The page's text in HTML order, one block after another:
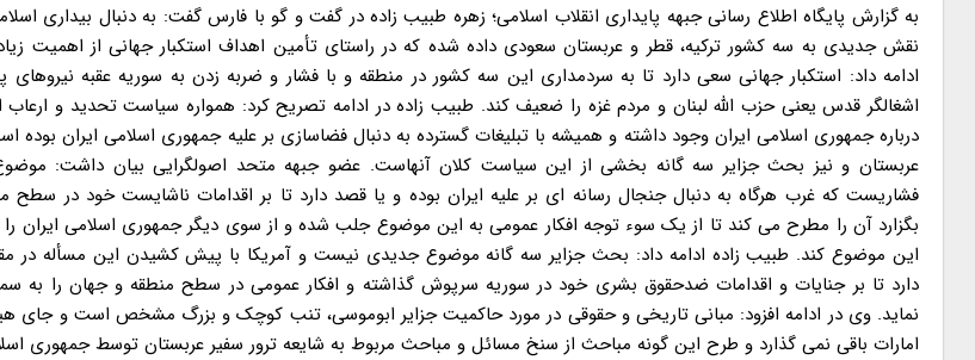
به گزارش پایگاه اطلاع رسانی جبهه پایداری انقلاب اسلامی؛ زهره طبیب زاده در گفت و گو با فارس گفت: به دنبال بیداری
نقش جدیدی به سه کشور ترکیه، قطر و عربستان سعودی داده شده که در راستای تأمین اهداف استکبار جهانی از اهمیت
ادامه داد: استکبار جهانی سعی دارد تا به سردمداری این سه کشور در منطقه و با فشار و ضربه زدن به سوریه عقبه نیروهای
اشغالگر قدس یعنی حزب الله لبنان و مردم غزه را ضعیف کند. طبیب زاده در ادامه تصریح کرد: همواره سیاست تحدید و ارعاب
درباره جمهوری اسلامی ایران وجود داشته و همیشه با تبلیغات گسترده به دنبال فضاسازی بر علیه جمهوری اسلامی ایران بوده
عربستان و نیز بحث جزایر سه گانه بخشی از این سیاست کلان آنهاست. عضو جبهه متحد اصولگرایی بیان داشت:
فشاریست که غرب هرگاه به دنبال جنجال رسانه ای بر علیه ایران بوده و یا قصد دارد تا بر اقدامات ناشایست خود در
بگزارد آن را مطرح می کند تا از یک سوء توجه افکار عمومی به این موضوع جلب شده و از سوی دیگر جمهوری اسلامی ایران را
این موضوع کند. طبیب زاده ادامه داد: بحث جزایر سه گانه موضوع جدیدی نیست و آمریکا با پیش کشیدن این مسأله در
دارد تا بر جنایات و اقدامات ضدحقوق بشری خود در سوریه سرپوش گذاشته و افکار عمومی در سطح منطقه و جهان را به
نماید. وی در ادامه افزود: مبانی تاریخی و حقوقی در مورد حاکمیت جزایر ابوموسی، تنب کوچک و بزرگ مشخص است و جای
امارات باقی نمی گذارد و طرح این گونه مباحث از سنخ مسائل و مباحث مربوط به شایعه ترور سفیر عربستان توسط جمهوری